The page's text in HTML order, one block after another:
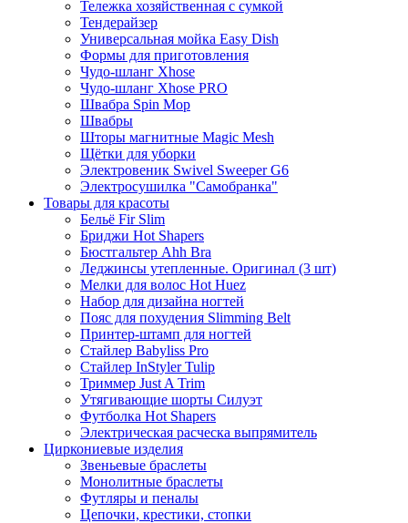
Тележка хозяйственная с сумкой
Тендерайзер
Универсальная мойка Easy Dish
Формы для приготовления
Чудо-шланг Xhose
Чудо-шланг Xhose PRO
Швабра Spin Mop
Швабры
Шторы магнитные Magic Mesh
Щётки для уборки
Электровеник Swivel Sweeper G6
Электросушилка "Самобранка"
Товары для красоты
Бельё Fir Slim
Бриджи Hot Shapers
Бюстгальтер Ahh Bra
Леджинсы утепленные. Оригинал (3 шт)
Мелки для волос Hot Huez
Набор для дизайна ногтей
Пояс для похудения Slimming Belt
Принтер-штамп для ногтей
Стайлер Babyliss Pro
Стайлер InStyler Tulip
Триммер Just A Trim
Утягивающие шорты Силуэт
Футболка Hot Shapers
Электрическая расческа выпрямитель
Циркониевые изделия
Звеньевые браслеты
Монолитные браслеты
Футляры и пеналы
Цепочки, крестики, стопки